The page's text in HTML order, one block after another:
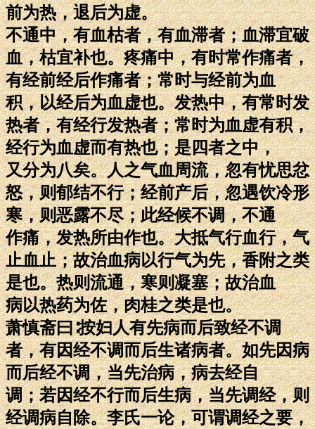
前为热，退后为虚。
不通中，有血枯者，有血滞者；血滞宜破
血，枯宜补也。疼痛中，有时常作痛者，
有经前经后作痛者；常时与经前为血
积，以经后为血虚也。发热中，有常时发
热者，有经行发热者；常时为血虚有积，
经行为血虚而有热也；是四者之中，
又分为八矣。人之气血周流，忽有忧思忿
怒，则郁结不行；经前产后，忽遇饮冷形
寒，则恶露不尽；此经候不调，不通
作痛，发热所由作也。大抵气行血行，气
止血止；故治血病以行气为先，香附之类
是也。热则流通，寒则凝塞；故治血
病以热药为佐，肉桂之类是也。
萧慎斋曰∶按妇人有先病而后致经不调
者，有因经不调而后生诸病者。如先因病
而后经不调，当先治病，病去经自
调；若因经不行而后生病，当先调经，则
经调病自除。李氏一论，可谓调经之要，